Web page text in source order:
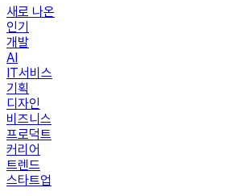
새로 나온
인기
개발
AI
IT서비스
기획
디자인
비즈니스
프로덕트
커리어
트렌드
스타트업